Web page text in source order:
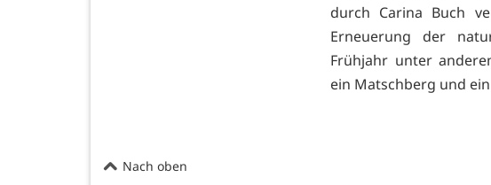
durch Carina Buch
Erneuerung der
Frühjahr unter
ein Matschberg und
Nach oben